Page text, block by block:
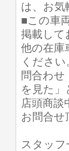
は、お気
■この車
掲載して
他の在庫
ください
問合わ
を見た」
店頭商談
お問合せ
スタッ